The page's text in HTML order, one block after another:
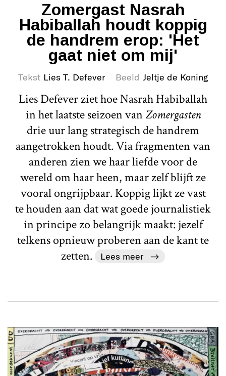
Zomergast Nasrah
Habiballah houdt koppig
de handrem erop: 'Het
gaat niet om mij'
Tekst Lies T. Defever Beeld Jeltje de Koning
Lies Defever ziet hoe Nasrah Habiballah
in het laatste seizoen vanZomergasten
drie uur lang strategisch de handrem
aangetrokken houdt. Via fragmenten van
anderen zien we haar liefde voor de
wereld om haar heen, maar zelf blijft ze
vooral ongrijpbaar. Koppig lijkt ze vast
te houden aan dat wat goede journalistiek
in principe zo belangrijk maakt: jezelf
telkens opnieuw proberen aan de kant te
zetten.
Lees meer